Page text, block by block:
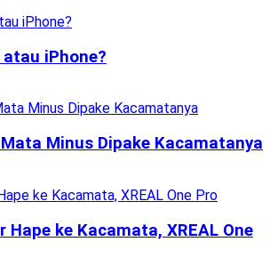
iPhone?
Minus Dipake Kacamatanya
Hape ke Kacamata, XREAL One